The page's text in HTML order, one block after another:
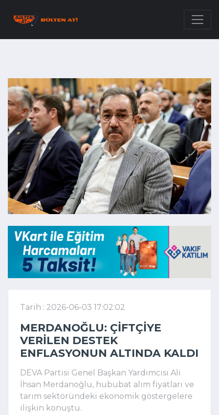
Tarih : 2026-06-03 17:02:02
MERDANOĞLU: ÇIFTÇIYE
VERILEN DESTEK
ENFLASYONUN ALTINDA KALDI
DEVA Partisi Genel Başkan Yardımcısı Ali
İhsan Merdanoğlu, hububat alım fiyatları ve
tarım sektöründeki ekonomik göstergelere
ilişkin konuştu.